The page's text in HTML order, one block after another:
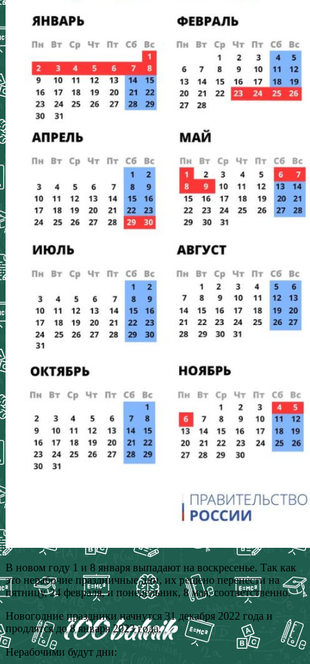
В новом году 1 и 8 января выпадают на воскресенье. Так как
это нерабочие праздничные дни, их решено перенести на
пятницу, 24 февраля, и понедельник, 8 мая, соответственно.
Новогодние праздники начнутся 31 декабря 2022 года и
продлятся до 8 января 2023 года.
Нерабочими будут дни: